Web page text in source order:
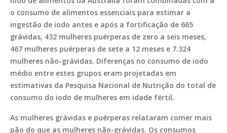
o consumo de alimentos essenciais para estimar a
ingestão de iodo antes e após a fortificação de 665
grávidas, 432 mulheres puérperas de zero a seis meses,
467 mulheres puérperas de sete a 12 meses e 7.324
mulheres não-grávidas. Diferenças no consumo de iodo
médio entre estes grupos eram projetadas em
estimativas da Pesquisa Nacional de Nutrição do total de
consumo do iodo de mulheres em idade fértil.
As mulheres grávidas e puérperas relataram comer mais
pão do que as mulheres não-grávidas. Os consumos